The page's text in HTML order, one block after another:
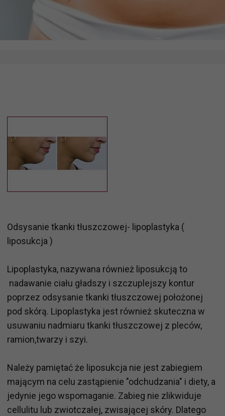
Odsysanie tkanki tłuszczowej- lipoplastyka (
liposukcja )
Lipoplastyka, nazywana również liposukcją to
nadawanie ciału gładszy i szczuplejszy kontur
poprzez odsysanie tkanki tłuszczowej położonej
pod skórą. Lipoplastyka jest również skuteczna w
usuwaniu nadmiaru tkanki tłuszczowej z pleców,
ramion,twarzy i szyi.
Należy pamiętać że liposukcja nie jest zabiegiem
mającym na celu zastąpienie "odchudzania" i diety, a
jedynie jego wspomaganie. Zabieg nie zlikwiduje
cellulitu lub zwiotczałej, zwisającej skóry. Dlatego